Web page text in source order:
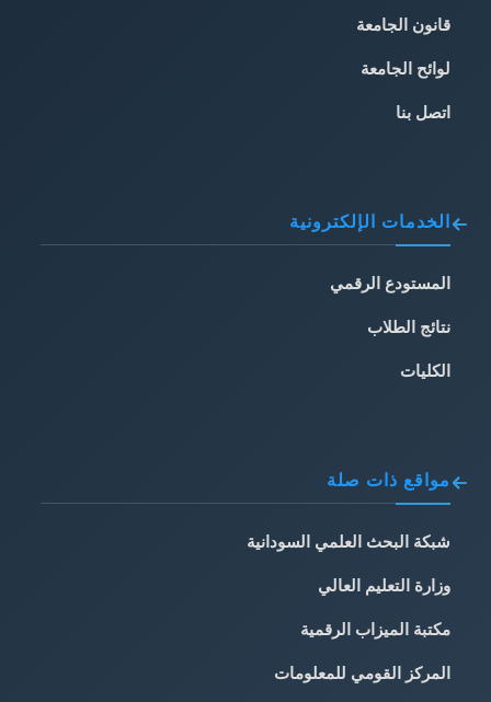
قانون الجامعة
لوائح الجامعة
اتصل بنا
الخدمات الإلكترونية
المستودع الرقمي
نتائج الطلاب
الكليات
مواقع ذات صلة
شبكة البحث العلمي السودانية
وزارة التعليم العالي
مكتبة الميزاب الرقمية
المركز القومي للمعلومات